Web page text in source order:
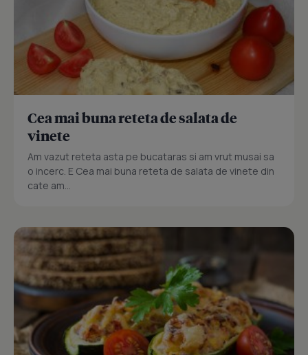
Cea mai buna reteta de salata de
vinete
Am vazut reteta asta pe bucataras si am vrut musai sa
o incerc. E Cea mai buna reteta de salata de vinete din
cate am...